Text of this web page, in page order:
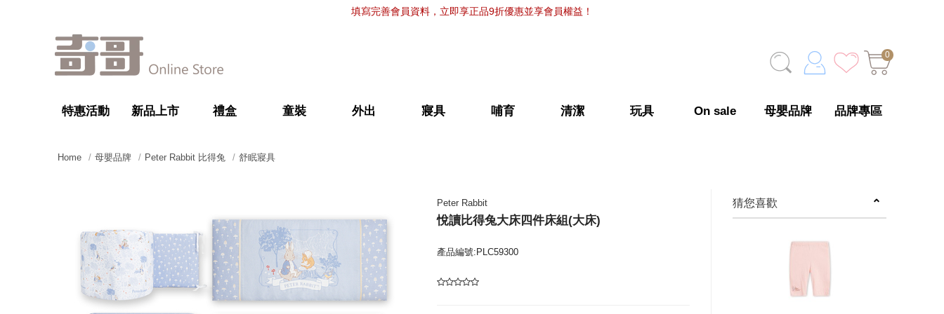
填寫完善會員資料，立即享正品9折優惠並享會員權益！
0
特惠活動 新品上市 禮盒 童裝 外出 寢具 哺育 清潔 玩具 On sale 母嬰品牌 品牌專區
Home 母嬰品牌 Peter Rabbit 比得兔 舒眠寢具
Peter Rabbit
悅讀比得兔大床四件床組(大床)
產品編號:PLC59300
猜您喜歡